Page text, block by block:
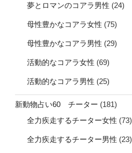
夢とロマンのコアラ男性 (24)
母性豊かなコアラ女性 (75)
母性豊かなコアラ男性 (29)
活動的なコアラ女性 (69)
活動的なコアラ男性 (25)
新動物占い60 チーター (181)
全力疾走するチーター女性 (73)
全力疾走するチーター男性 (23)